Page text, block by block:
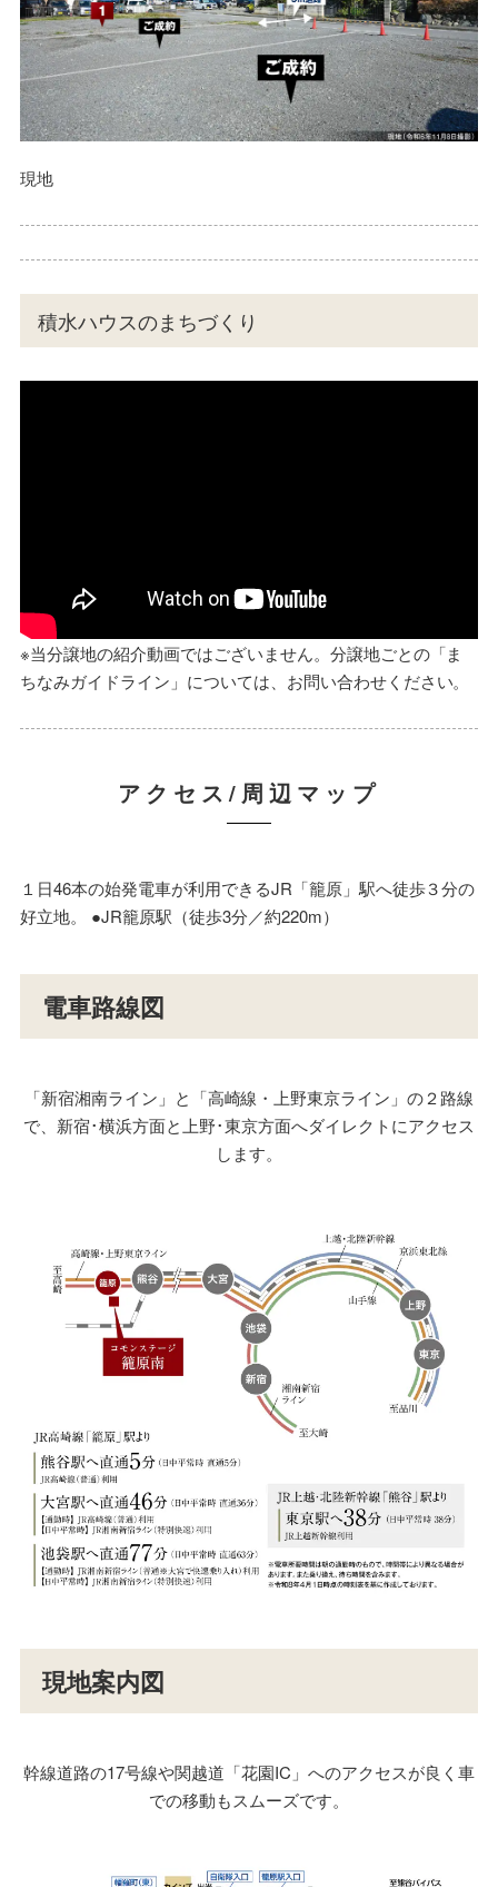
現地
積水ハウスのまちづくり
※当分譲地の紹介動画ではございません。分譲地ごとの「ま
ちなみガイドライン」については、お問い合わせください。
アクセス/周辺マップ
１日46本の始発電車が利用できるJR「籠原」駅へ徒歩３分の
好立地。 ●JR籠原駅（徒歩3分／約220m）
電車路線図
「新宿湘南ライン」と「高崎線・上野東京ライン」の２路線
で、新宿･横浜方面と上野･東京方面へダイレクトにアクセス
します。
現地案内図
幹線道路の17号線や関越道「花園IC」へのアクセスが良く車
での移動もスムーズです。